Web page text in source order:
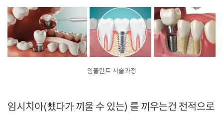
임플란트 시술과정
임시치아(뺐다가 끼울 수 있는) 를 끼우는건 전적으로